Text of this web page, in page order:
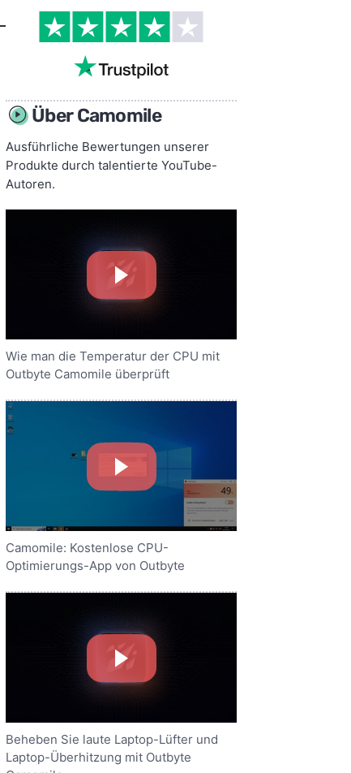
Über Camomile
Ausführliche Bewertungen unserer
Produkte durch talentierte YouTube-
Autoren.
Wie man die Temperatur der CPU mit
Outbyte Camomile überprüft
Camomile: Kostenlose CPU-
Optimierungs-App von Outbyte
Beheben Sie laute Laptop-Lüfter und
Laptop-Überhitzung mit Outbyte